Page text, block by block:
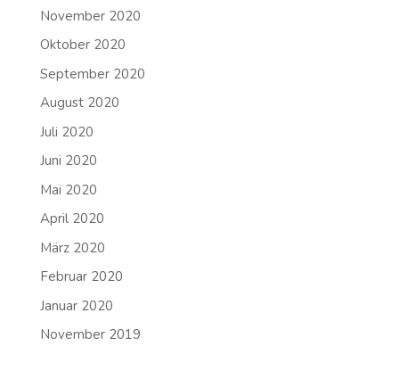
November 2020
Oktober 2020
September 2020
August 2020
Juli 2020
Juni 2020
Mai 2020
April 2020
März 2020
Februar 2020
Januar 2020
November 2019